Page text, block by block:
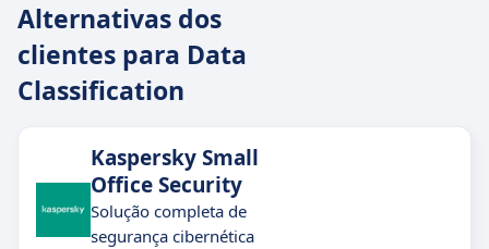
Alternativas dos
clientes para Data
Classification
Kaspersky Small
Office Security
Solução completa de
segurança cibernética